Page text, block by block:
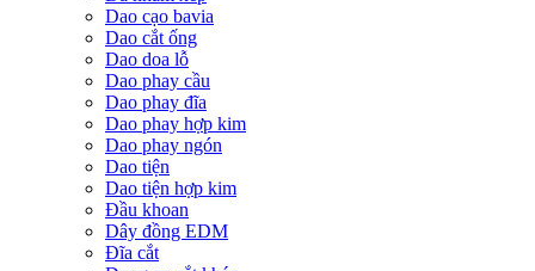
Dao cạo bavia
Dao cắt ống
Dao doa lỗ
Dao phay cầu
Dao phay đĩa
Dao phay hợp kim
Dao phay ngón
Dao tiện
Dao tiện hợp kim
Đầu khoan
Dây đồng EDM
Đĩa cắt